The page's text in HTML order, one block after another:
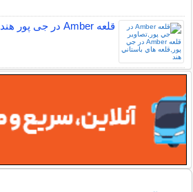
قلعه Amber در جی پور هند